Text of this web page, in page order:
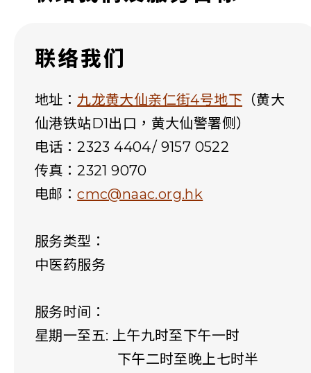
联络我们
地址： 九龙黄大仙亲仁街4号地下 （黄大
仙港铁站D1出口，黄大仙警署侧）
电话：2323 4404/ 9157 0522
传真：2321 9070
电邮：cmc@naac.org.hk
服务类型：
中医药服务
服务时间：
星期一至五: 上午九时至下午一时
下午二时至晚上七时半
同为世界添笑脸